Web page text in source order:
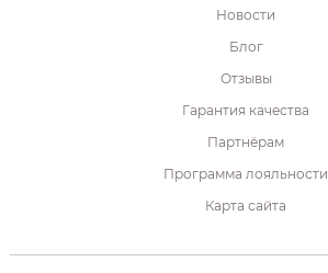
Новости
Блог
Отзывы
Гарантия качества
Партнёрам
Программа лояльности
Карта сайта